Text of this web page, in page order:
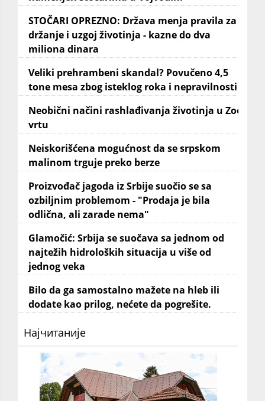
STOČARI OPREZNO: Država menja pravila za
držanje i uzgoj životinja - kazne do dva
miliona dinara
Veliki prehrambeni skandal? Povučeno 4,5
tone mesa zbog isteklog roka i nepravilnosti
Neobični načini rashlađivanja životinja u Zoo
vrtu
Neiskorišćena mogućnost da se srpskom
malinom trguje preko berze
Proizvođač jagoda iz Srbije suočio se sa
ozbiljnim problemom - "Prodaja je bila
odlična, ali zarade nema"
Glamočić: Srbija se suočava sa jednom od
najtežih hidroloških situacija u više od
jednog veka
Bilo da ga samostalno mažete na hleb ili
dodate kao prilog, nećete da pogrešite.
Најчитаније